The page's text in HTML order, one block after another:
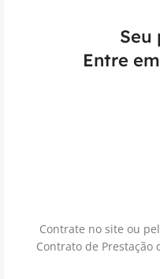
Seu
Entre
Contrate no site ou
Contrato de Prestação